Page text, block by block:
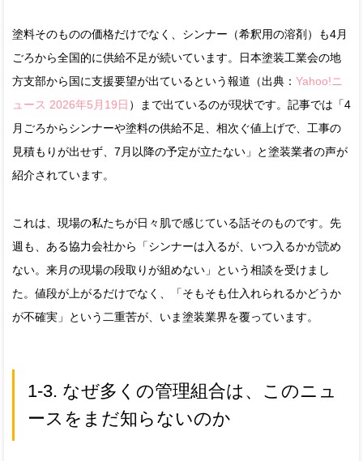
塗料そのものの価格だけでなく、シンナー（希釈用の溶剤）も4月
ごろから全国的に供給不足が続いています。日本塗装工業会の地
方支部から国に支援要望が出ているという報道（出典： Yahoo!ニ
ュース 2026年5月19日 ）まで出ているのが現状です。記事では「4
月ごろからシンナーや塗料の供給不足、相次ぐ値上げで、工事の
見積もりが出せず、7月以降の予定が立たない」と塗装業者の声が
紹介されています。
これは、現場の私たちが日々肌で感じている話そのものです。先
週も、ある協力会社から「シンナーは入るが、いつ入るかが読め
ない。来月の現場の段取りが組めない」という相談を受けまし
た。値段が上がるだけでなく、「そもそも仕入れられるかどうか
が不確実」という二重苦が、いま塗装業界を覆っています。
1-3. なぜ多くの管理組合は、このニュ
ースをまだ知らないのか